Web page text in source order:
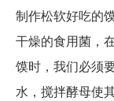
制作松软好吃的
干燥的食用菌，
馍时，我们必须
水，搅拌酵母使